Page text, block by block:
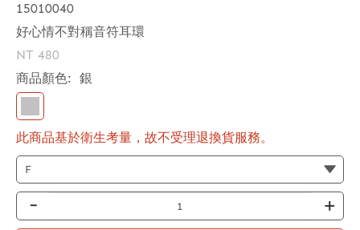
15010040
好心情不對稱音符耳環
NT 480
商品顏色: 銀
此商品基於衛生考量，故不受理退換貨服務。
- +